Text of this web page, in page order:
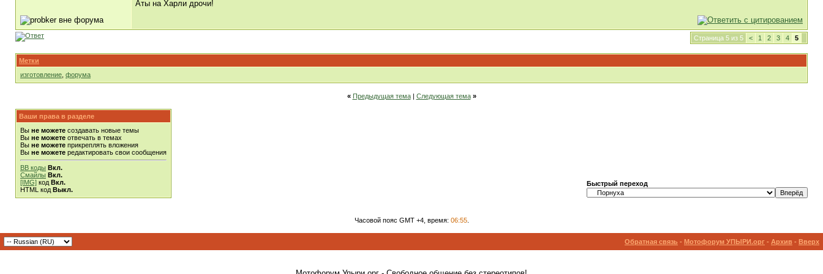
Аты на Харли дрочи!
Страница 5 из 5 < 1 2 3 4 5
Метки
изготовление форума
« Предыдущая тема| Следующая тема »
Ваши права в разделе
Вы не можете создавать новые темы
Вы не можете отвечать в темах
Вы не можете прикреплять вложения
Вы не можете редактировать свои сообщения
BB коды Вкл.
Смайлы Вкл.
[IMG] код Вкл.
HTML код Выкл.
Быстрый переход
Часовой пояс GMT +4, время: 06:55.
Обратная связь - Мотофорум УПЫРИ.орг - Архив - Вверх